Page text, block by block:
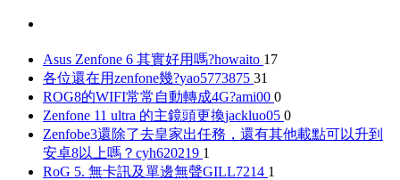
Asus Zenfone 6 其實好用嗎?howaito 17
各位還在用zenfone幾?yao5773875 31
ROG8的WIFI常常自動轉成4G?ami00 0
Zenfone 11 ultra 的主鏡頭更換jackluo05 0
Zenfobe3還除了去皇家出任務，還有其他載點可以升到
安卓8以上嗎？ cyh620219 1
RoG 5. 無卡訊及單邊無聲GILL7214 1